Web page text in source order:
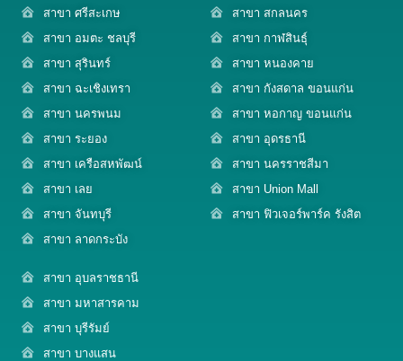
สาขา ศรีสะเกษ
สาขา อมตะ ชลบุรี
สาขา สุรินทร์
สาขา ฉะเชิงเทรา
สาขา นครพนม
สาขา ระยอง
สาขา เครือสหพัฒน์
สาขา เลย
สาขา จันทบุรี
สาขา ลาดกระบัง
สาขา สกลนคร
สาขา กาฬสินธุ์
สาขา หนองคาย
สาขา กังสดาล ขอนแก่น
สาขา หอกาญ ขอนแก่น
สาขา อุดรธานี
สาขา นครราชสีมา
สาขา Union Mall
สาขา ฟิวเจอร์พาร์ค รังสิต
สาขา อุบลราชธานี
สาขา มหาสารคาม
สาขา บุรีรัมย์
สาขา บางแสน